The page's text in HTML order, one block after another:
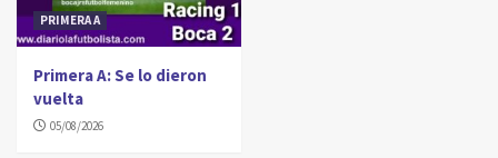
PRIMERA A
Primera A: Se lo dieron
vuelta
05/08/2026